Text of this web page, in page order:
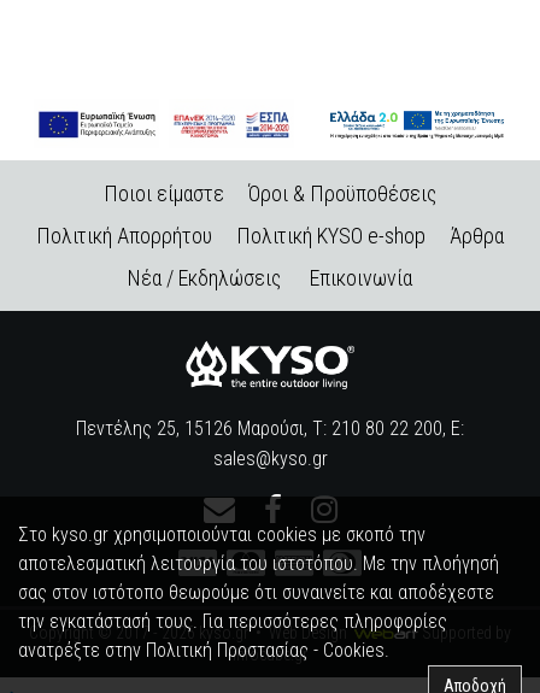
Ποιοι είμαστε
Όροι & Προϋποθέσεις
Πολιτική Απορρήτου
Πολιτική KYSO e-shop
Άρθρα
Νέα / Εκδηλώσεις
Επικοινωνία
Πεντέλης 25, 15126 Μαρούσι, Τ: 210 80 22 200, E:
sales@kyso.gr
Copyright © 2017 - 2026 kyso.gr •Web Design
Supported by
infocube.gr
Στο kyso.gr χρησιμοποιούνται cookies με σκοπό την
αποτελεσματική λειτουργία του ιστοτόπου. Με την πλοήγησή
σας στον ιστότοπο θεωρούμε ότι συναινείτε και αποδέχεστε
την εγκατάστασή τους. Για περισσότερες πληροφορίες
ανατρέξτε στην Πολιτική Προστασίας - Cookies.
Αποδοχή